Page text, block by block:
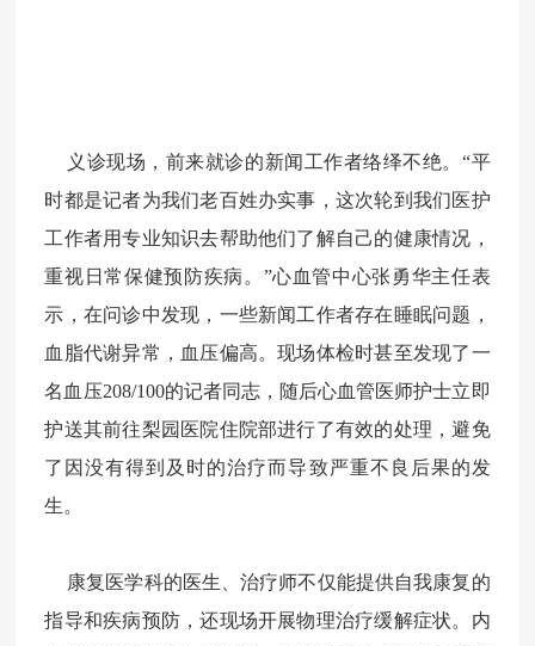
义诊现场，前来就诊的新闻工作者络绎不绝。“平
时都是记者为我们老百姓办实事，这次轮到我们医护
工作者用专业知识去帮助他们了解自己的健康情况，
重视日常保健预防疾病。 ”心血管中心张勇华主任表
示，在问诊中发现，一些新闻工作者存在睡眠问题，
血脂代谢异常，血压偏高。现场体检时甚至发现了一
名血压208/100的记者同志，随后心血管医师护士立即
护送其前往梨园医院住院部进行了有效的处理，避免
了因没有得到及时的治疗而导致严重不良后果的发
生。
康复医学科的医生、治疗师不仅能提供自我康复的
指导和疾病预防，还现场开展物理治疗缓解症状。内